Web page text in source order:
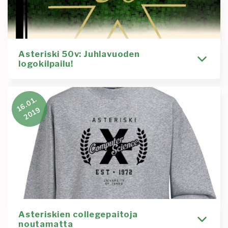
Lue lisää
:
Asteriskin
collegetilaus
Asteriski 50v: Juhlavuoden
logokilpailu!
Asteriski ry:n 50v Juhlavuosi lähestyy kovaa vauhtia
ja nyt on aika ehdottaa Juhlavuoden
kannatustuotteille logoa.
Kirjoittaja
Roosa Virta
Tiedotus
50 college collegepaita
kannatustuote kilpailu logo
vujut
vuosijuhla
Lue lisää
:
16.01.
2019
Asteriskien collegepaitoja
noutamatta